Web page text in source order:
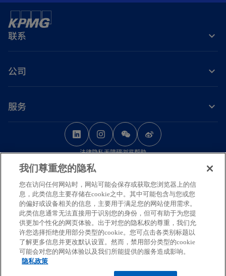
联系
公司
服务
o
p
e
n
s
i
n
a
n
e
o
p
e
s
i
n
a
n
e
w
o
e
s
i
n
a
n
e
w
法律隐私无障碍浏览帮助
© 2026 毕马威华振会计师事务所（特殊普通合伙） — 中国合伙制会计师事务
所，毕马威企业咨询（中国）有限公司 — 中国有限责任公司，毕马威会计师事
务所 — 澳门特别行政区合伙制事务所，及毕马威会计师事务所 — 香港特别行
政区合伙制事务所，均是与毕马威国际有限公司（英国私营担保有限公司）相
关联的独立成员所全球组织中的成员。版权所有，不得转载。
毕马威的名称和标识均为毕马威全球组织中的独立成员所经许可后使用的商
标。
如需了解更多关于毕马威国际全球组织结构的详细信息，请访问
https://kpmg.com/governance
我们尊重您的隐私
您在访问任何网站时，网站可能会保存或获取您浏览器上的信
息，此类信息主要存储在cookie之中。其中可能包含与您或您
的偏好或设备相关的信息，主要用于满足您的网站使用需求。
此类信息通常无法直接用于识别您的身份，但可有助于为您提
供更加个性化的网页体验。出于对您的隐私权的尊重，我们允
许您选择拒绝使用部分类型的cookie。您可点击各类别标题以
了解更多信息并更改默认设置。然而，禁用部分类型的cookie
可能会对您的网站体验以及我们所能提供的服务造成影响。
隐私政策